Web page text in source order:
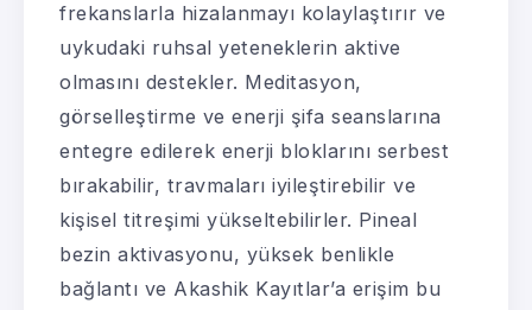
frekanslarla hizalanmayı kolaylaştırır ve
uykudaki ruhsal yeteneklerin aktive
olmasını destekler. Meditasyon,
görselleştirme ve enerji şifa seanslarına
entegre edilerek enerji bloklarını serbest
bırakabilir, travmaları iyileştirebilir ve
kişisel titreşimi yükseltebilirler. Pineal
bezin aktivasyonu, yüksek benlikle
bağlantı ve Akashik Kayıtlar’a erişim bu